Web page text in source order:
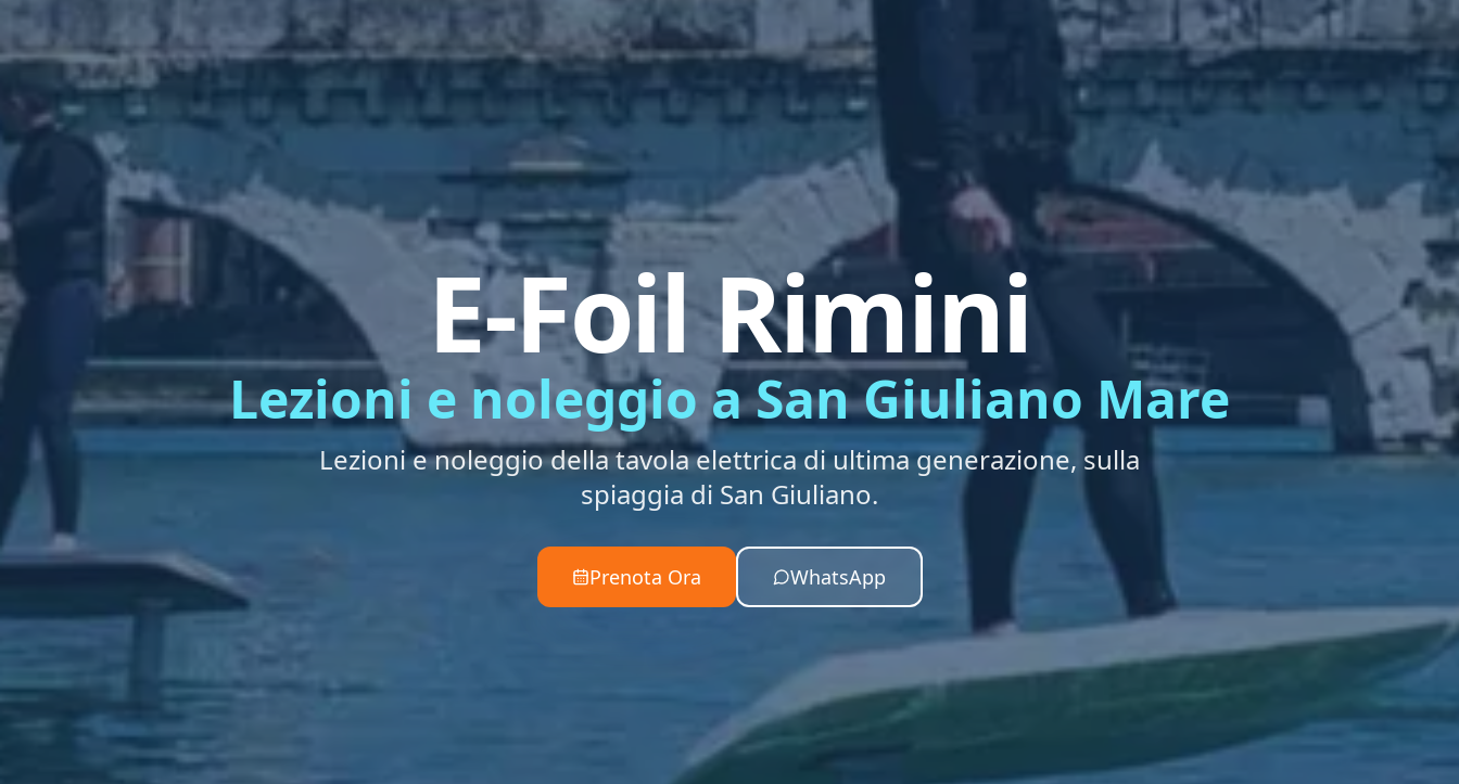
E-Foil Rimini
Lezioni e noleggio a San Giuliano Mare
Lezioni e noleggio della tavola elettrica di ultima generazione, sulla
spiaggia di San Giuliano.
Prenota Ora WhatsApp